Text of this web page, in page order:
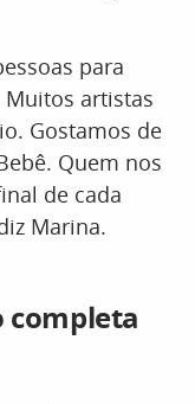
para
Muitos artistas
Gostamos de
Quem nos
de cada
Marina.
completa